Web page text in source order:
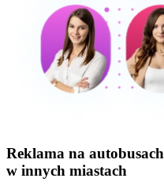
Reklama na autobusach
w innych miastach